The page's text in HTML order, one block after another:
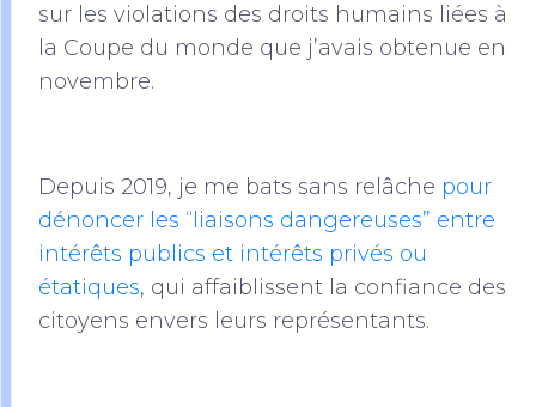
sur les violations des droits humains liées à
la Coupe du monde que j’avais obtenue en
novembre.
Depuis 2019, je me bats sans relâche pour
dénoncer les “liaisons dangereuses” entre
intérêts publics et intérêts privés ou
étatiques, qui affaiblissent la confiance des
citoyens envers leurs représentants.